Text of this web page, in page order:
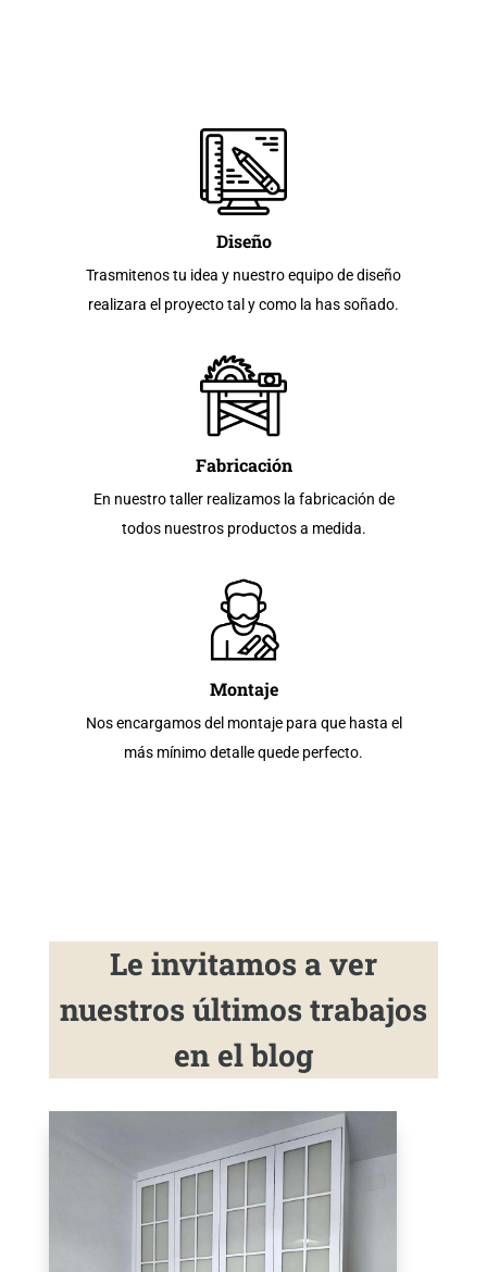
Diseño
Trasmitenos tu idea y nuestro equipo de diseño
realizara el proyecto tal y como la has soñado.
Fabricación
En nuestro taller realizamos la fabricación de
todos nuestros productos a medida.
Montaje
Nos encargamos del montaje para que hasta el
más mínimo detalle quede perfecto.
Le invitamos a ver
nuestros últimos trabajos
en el blog